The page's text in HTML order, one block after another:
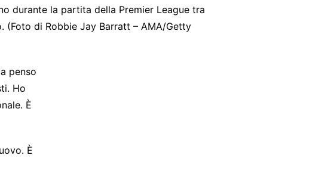
durante la partita della Premier League tra
(Foto di Robbie Jay Barratt – AMA/Getty
penso
Ho
È
È